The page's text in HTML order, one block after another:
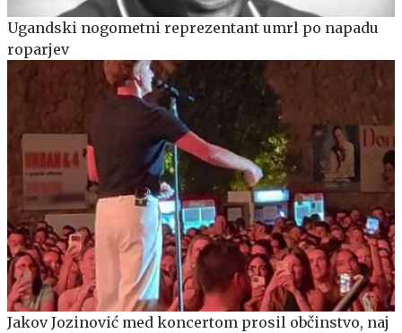
Ugandski nogometni reprezentant umrl po napadu
roparjev
Jakov Jozinović med koncertom prosil občinstvo, naj